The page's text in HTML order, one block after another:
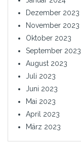
Dezember 2023
November 2023
Oktober 2023
September 2023
August 2023
Juli 2023
Juni 2023
Mai 2023
April 2023
März 2023